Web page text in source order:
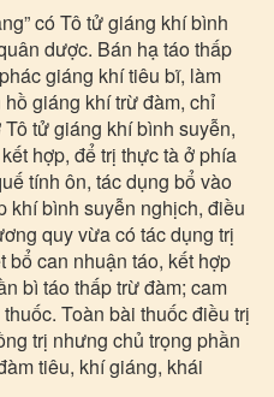
có Tô tử giáng khí bình
dược. Bán hạ táo thấp
giáng khí tiêu bĩ, làm
giáng khí trừ đàm, chỉ
tử giáng khí bình suyễn,
hợp, để trị thực tà ở phía
tính ôn, tác dụng bổ vào
khí bình suyễn nghịch, điều
quy vừa có tác dụng trị
can nhuận táo, kết hợp
bì táo thấp trừ đàm; cam
Toàn bài thuốc điều trị
trị nhưng chủ trọng phần
tiêu, khí giáng, khái